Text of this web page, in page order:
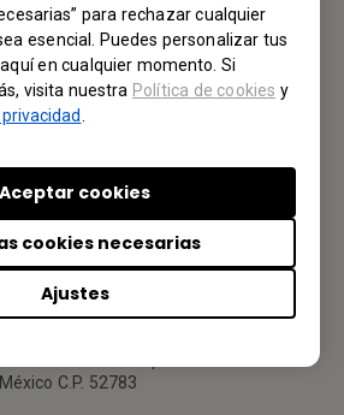
para rechazar cualquier
esencial. Puedes personalizar tus
en cualquier momento. Si
visita nuestra Política de cookies y
Ajustes
cookies necesarias
Aceptar cookies
saber de usted.
Oficina Local
C.P. 52783